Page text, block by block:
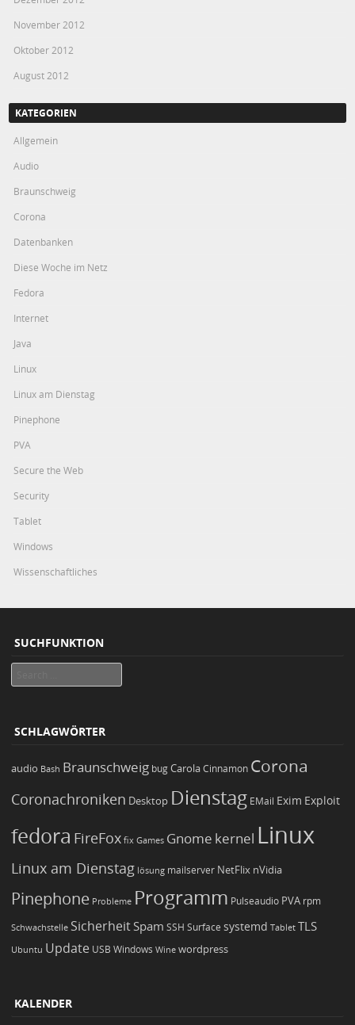
November 2012
Oktober 2012
August 2012
KATEGORIEN
Allgemein
Audio
Braunschweig
Corona
Datenbanken
Diese Woche im Netz
Fedora
Internet
Java
Linux
Linux am Dienstag
Pinephone
PVA
Secure the Web
Security
Tablet
Windows
Wissenschaftliches
SUCHFUNKTION
SCHLAGWÖRTER
audio Bash Braunschweig bugCarola Cinnamon Corona
Coronachroniken Desktop Dienstag EMail Exim Exploit
fedora FireFox fix Games Gnome kernel Linux
Linux am Dienstag lösung mailserver NetFlix nVidia
Pinephone Probleme Programm Pulseaudio PVA rpm
Schwachstelle Sicherheit Spam SSH Surface systemd Tablet TLS
Ubuntu Update USB Windows Wine wordpress
KALENDER